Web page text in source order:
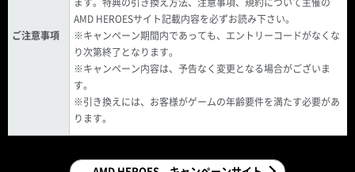
ご注意事項
AMD HEROESサイト記載内容を必ずお読み下さい。
※キャンペーン期間内であっても、エントリーコードがなくな
り次第終了となります。
※キャンペーン内容は、予告なく変更となる場合がございま
す。
※引き換えには、お客様がゲームの年齢要件を満たす必要があ
ります。